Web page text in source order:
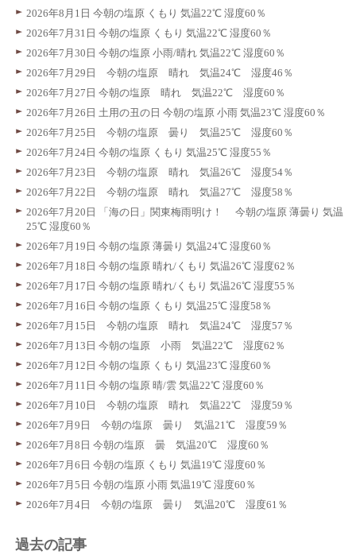
2026年8月1日 今朝の塩原 くもり 気温22℃ 湿度60％
2026年7月31日 今朝の塩原 くもり 気温22℃ 湿度60％
2026年7月30日 今朝の塩原 小雨/晴れ 気温22℃ 湿度60％
2026年7月29日 今朝の塩原 晴れ 気温24℃ 湿度46％
2026年7月27日 今朝の塩原 晴れ 気温22℃ 湿度60％
2026年7月26日 土用の丑の日 今朝の塩原 小雨 気温23℃ 湿度60％
2026年7月25日 今朝の塩原 曇り 気温25℃ 湿度60％
2026年7月24日 今朝の塩原 くもり 気温25℃ 湿度55％
2026年7月23日 今朝の塩原 晴れ 気温26℃ 湿度54％
2026年7月22日 今朝の塩原 晴れ 気温27℃ 湿度58％
2026年7月20日 「海の日」関東梅雨明け！ 今朝の塩原 薄曇り 気温
25℃ 湿度60％
2026年7月19日 今朝の塩原 薄曇り 気温24℃ 湿度60％
2026年7月18日 今朝の塩原 晴れ/くもり 気温26℃ 湿度62％
2026年7月17日 今朝の塩原 晴れ/くもり 気温26℃ 湿度55％
2026年7月16日 今朝の塩原 くもり 気温25℃ 湿度58％
2026年7月15日 今朝の塩原 晴れ 気温24℃ 湿度57％
2026年7月13日 今朝の塩原 小雨 気温22℃ 湿度62％
2026年7月12日 今朝の塩原 くもり 気温23℃ 湿度60％
2026年7月11日 今朝の塩原 晴/雲 気温22℃ 湿度60％
2026年7月10日 今朝の塩原 晴れ 気温22℃ 湿度59％
2026年7月9日 今朝の塩原 曇り 気温21℃ 湿度59％
2026年7月8日 今朝の塩原 曇 気温20℃ 湿度60％
2026年7月6日 今朝の塩原 くもり 気温19℃ 湿度60％
2026年7月5日 今朝の塩原 小雨 気温19℃ 湿度60％
2026年7月4日 今朝の塩原 曇り 気温20℃ 湿度61％
過去の記事